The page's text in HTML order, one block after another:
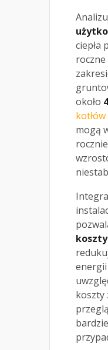
ciepła
roczne
około
mogą
energii
koszty